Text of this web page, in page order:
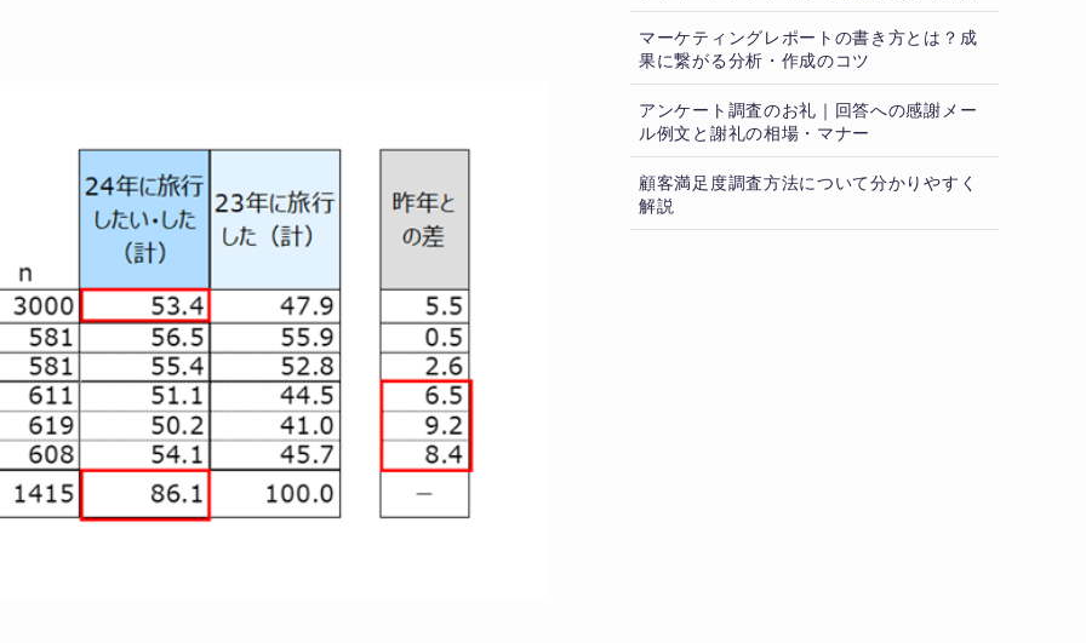
マーケティングレポートの書き方とは？成
果に繋がる分析・作成のコツ
アンケート調査のお礼｜回答への感謝メー
ル例文と謝礼の相場・マナー
顧客満足度調査方法について分かりやすく
解説